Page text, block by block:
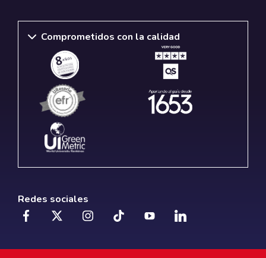
Comprometidos con la calidad
Redes sociales